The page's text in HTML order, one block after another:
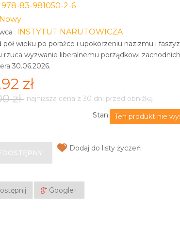
978-83-981050-2-6
Nowy
INSTYTUT NARUTOWICZA
pół wieku po porażce i upokorzeniu nazizmu i
rzuca wyzwanie li­beralnemu porządkowi
30.06.2026.
zł
zł najniższa cena z 30 dni przed obniżką
Stan:
Ten produkt nie
Dodaj do listy życzeń
Google+